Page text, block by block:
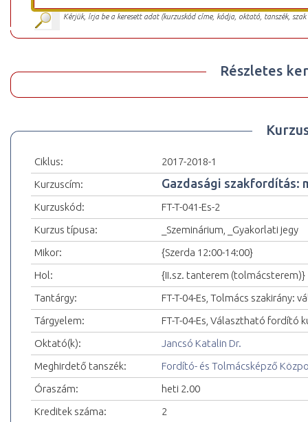
Kérjük, írja be a keresett adat (kurzuskód címe, kódja, oktató, tanszék,
Részletes
Ciklus:
2017-2018-1
Kurzuscím:
Gazdasági szakfordítás:
Kurzuskód:
FT-T-041-Es-2
Kurzus típusa:
_Szeminárium, _Gyakorlati jegy
Mikor:
{Szerda 12:00-14:00}
Hol:
{II.sz. tanterem (tolmácsterem)}
Tantárgy:
FT-T-04-Es, Tolmács szakirány:
Tárgyelem:
FT-T-04-Es, Választható fordító
Oktató(k):
Jancsó Katalin Dr.
Meghirdető tanszék:
Fordító- és Tolmácsképző
Óraszám:
heti 2.00
Kreditek száma:
2